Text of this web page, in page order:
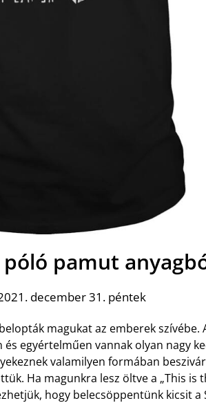
pamut
december 31. péntek
magukat az emberek szívébe.
egyértelműen vannak olyan nagy
valamilyen formában
Ha magunkra lesz öltve a „This is
hogy belecsöppentünk kicsit a